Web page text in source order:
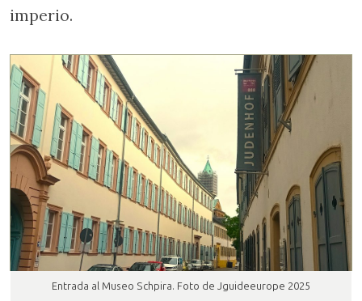
imperio.
Entrada al Museo Schpira. Foto de Jguideeurope 2025